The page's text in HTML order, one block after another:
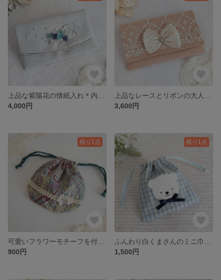
4,000円
3,600円
残り1点
900円
残り1点
1,500円